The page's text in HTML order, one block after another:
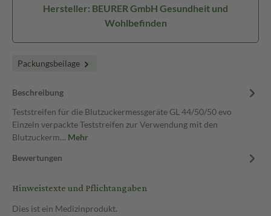
Hersteller: BEURER GmbH Gesundheit und
Wohlbefinden
Packungsbeilage
Beschreibung
Teststreifen für die Blutzuckermessgeräte GL 44/50/50 evo
Einzeln verpackte Teststreifen zur Verwendung mit den
Blutzuckerm… Mehr
Bewertungen
Hinweistexte und Pflichtangaben
Dies ist ein Medizinprodukt.